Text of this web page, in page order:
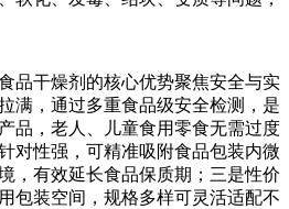
干燥剂的核心优势聚焦安全与实
满，通过多重食品级安全检测，是
品，老人、儿童食用零食无需过度
对性强，可精准吸附食品包装内微
，有效延长食品保质期；三是性价
包装空间，规格多样可灵活适配不